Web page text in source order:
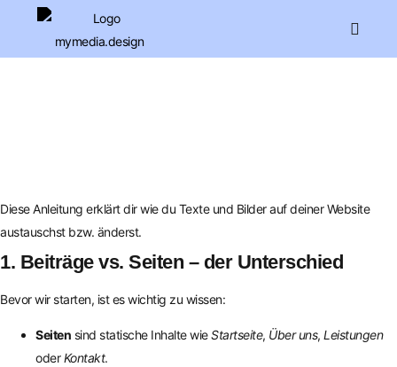
Diese Anleitung erklärt dir wie du Texte und Bilder auf deiner Website
austauschst bzw. änderst.
1. Beiträge vs. Seiten – der Unterschied
Bevor wir starten, ist es wichtig zu wissen:
Seiten sind statische Inhalte wieStartseite, Über uns, Leistungen
oderKontakt.